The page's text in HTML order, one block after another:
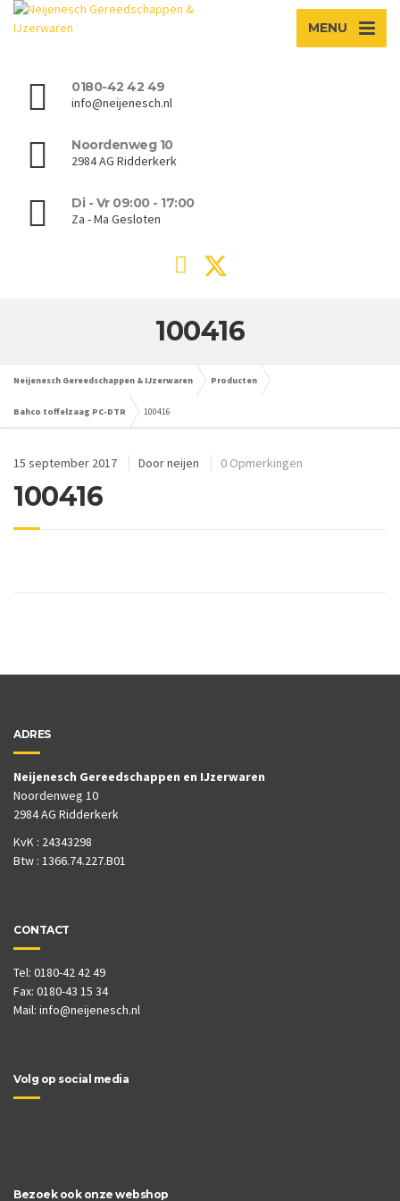
MENU
0180-42 42 49
info@neijenesch.nl
Noordenweg 10
2984 AG Ridderkerk
Di - Vr 09:00 - 17:00
Za - Ma Gesloten
100416
Neijenesch Gereedschappen & IJzerwaren Producten
Bahco toffelzaag PC-DTR 100416
15 september 2017 Doorneijen 0 Opmerkingen
100416
ADRES
Neijenesch Gereedschappen en IJzerwaren
Noordenweg 10
2984 AG Ridderkerk
KvK : 24343298
Btw : 1366.74.227.B01
CONTACT
Tel: 0180-42 42 49
Fax: 0180-43 15 34
Mail: info@neijenesch.nl
Volg op social media
Bezoek ook onze webshop